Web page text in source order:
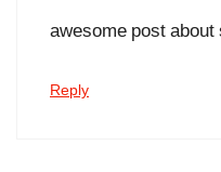
awesome post about
Reply